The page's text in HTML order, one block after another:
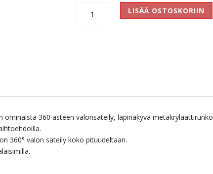
LISÄÄ OSTOSKORIIN
ominaista 360 asteen valonsäteily, läpinäkyvä metakrylaattirunko
360° valon säteily koko pituudeltaan.